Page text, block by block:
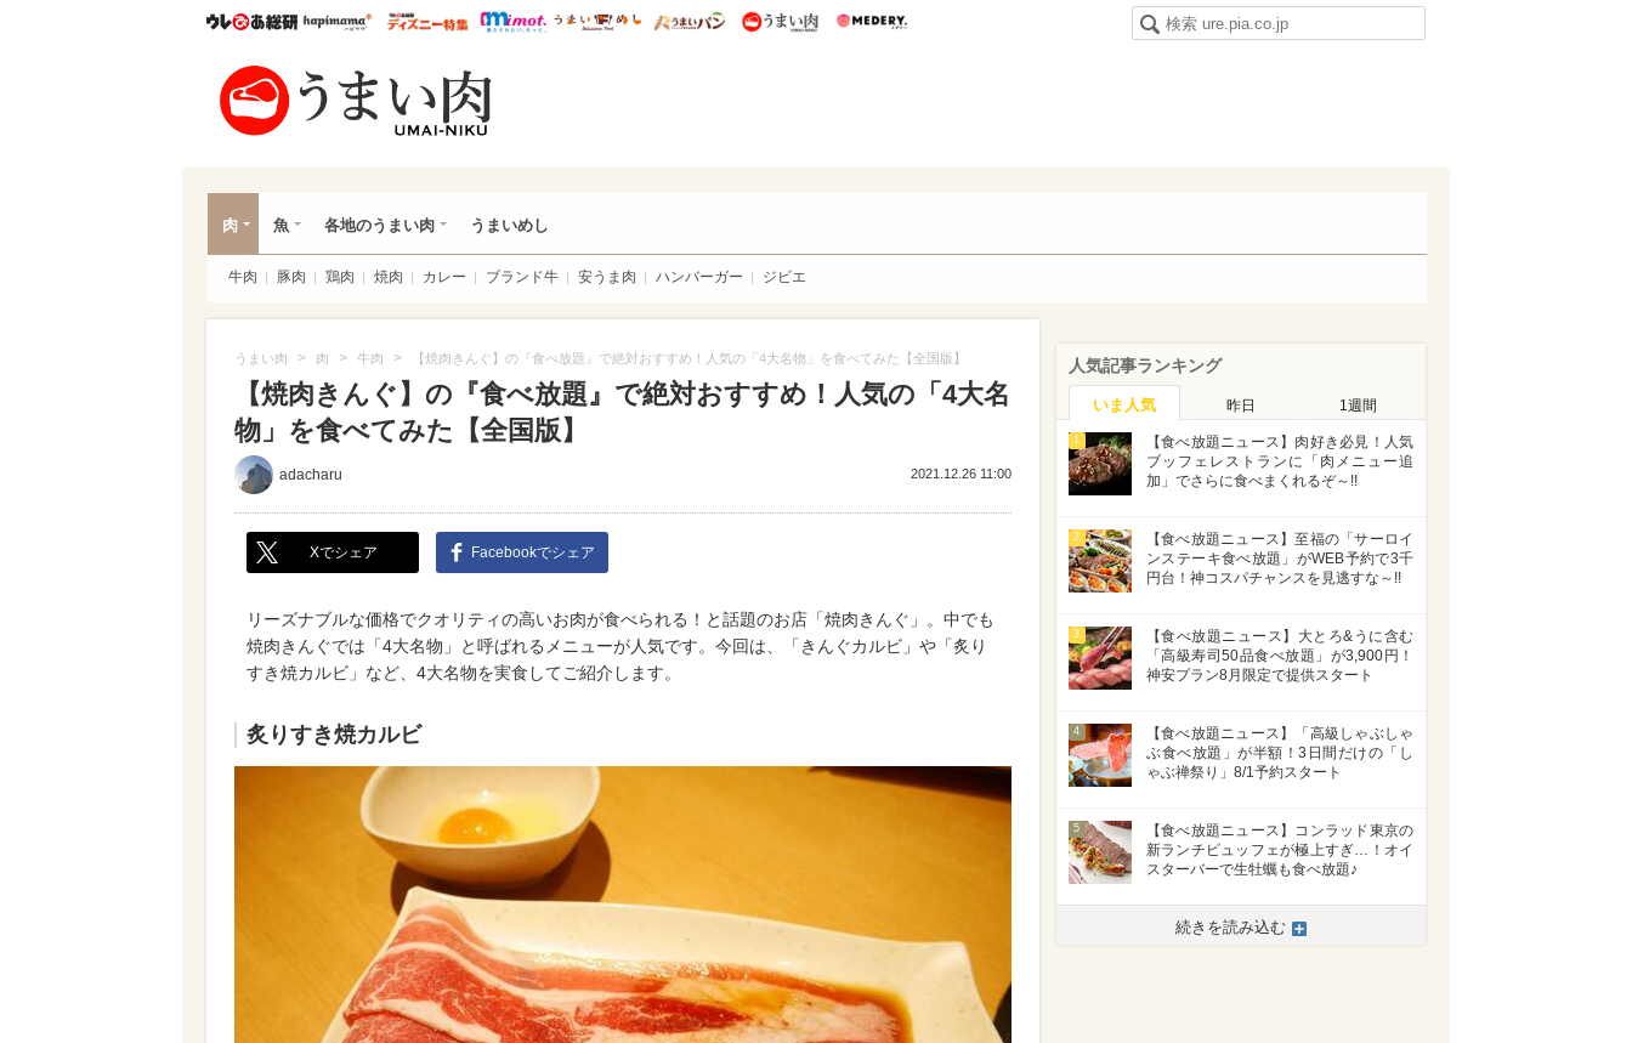
ウレぴあ総研ハピママ* ウレぴあ総研 ディズニー特集
mimot. うまいめし うまいパン うまい肉
肉 魚 各地のうまい肉 うまいめし
牛肉 豚肉 鶏肉 焼肉 カレー ブランド牛 安うま肉 ハンバーガー ジビエ
うまい肉 > 肉 > 牛肉 > 【焼肉きんぐ】の『食べ放題』で絶対おすすめ！人気の「4大名物」を食べてみた【全国版】
【焼肉きんぐ】の『食べ放題』で絶対おすすめ！人気の「4大名
物」を食べてみた【全国版】
adacharu 2021.12.26 11:00
Xでシェア Facebookでシェア
リーズナブルな価格でクオリティの高いお肉が食べられる！と話題のお店「焼肉きんぐ」。中でも
焼肉きんぐでは「4大名物」と呼ばれるメニューが人気です。今回は、「きんぐカルビ」や「炙り
すき焼カルビ」など、4大名物を実食してご紹介します。
炙りすき焼カルビ
人気記事ランキング
いま人気 昨日 1週間
1
【食べ放題ニュース】肉好き必見！人気
ブッフェレストランに「肉メニュー追
加」でさらに食べまくれるぞ～!!
2
【食べ放題ニュース】至福の「サーロイ
ンステーキ食べ放題」がWEB予約で3千
円台！神コスパチャンスを見逃すな～!!
3
【食べ放題ニュース】大とろ&うに含む
「高級寿司50品食べ放題」が3,900円！
神安プラン8月限定で提供スタート
4
【食べ放題ニュース】「高級しゃぶしゃ
ぶ食べ放題」が半額！3日間だけの「し
ゃぶ禅祭り」8/1予約スタート
5
【食べ放題ニュース】コンラッド東京の
新ランチビュッフェが極上すぎ…！オイ
スターバーで生牡蠣も食べ放題♪
続きを読み込む